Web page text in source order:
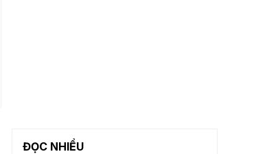
ĐỌC NHIỀU